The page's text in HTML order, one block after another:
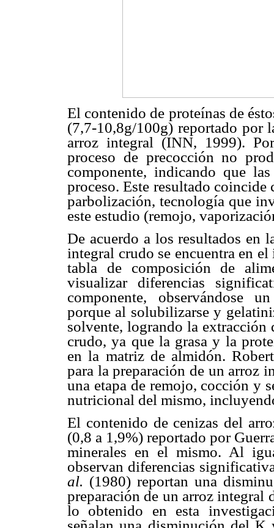
El contenido de proteínas de
(7,7-10,8g/100g) reportado por
arroz integral (INN, 1999).
proceso de precocción no
componente, indicando que
proceso. Este resultado
parbolización, tecnología que
este estudio (remojo,
De acuerdo a los resultados en
integral crudo se encuentra en
tabla de composición de
visualizar diferencias
componente, observándose
porque al solubilizarse y
solvente, logrando la extracción
crudo, ya que la grasa y la
en la matriz de almidón.
para la preparación de un arroz
una etapa de remojo, cocción y
nutricional del mismo,
El contenido de cenizas del
(0,8 a 1,9%) reportado por
minerales en el mismo. Al
observan diferencias
al. (1980) reportan una
preparación de un arroz integral
lo obtenido en esta